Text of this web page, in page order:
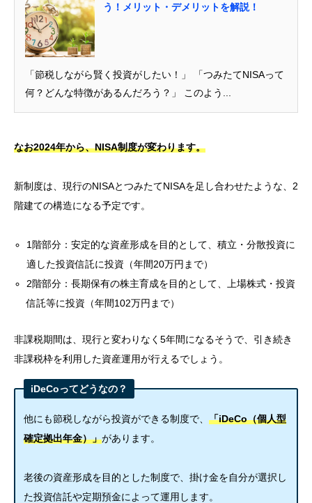
う！メリット・デメリットを解説！
「節税しながら賢く投資がしたい！」 「つみたてNISAって
何？どんな特徴があるんだろう？」 このよう...
なお2024年から、NISA制度が変わります。
新制度は、現行のNISAとつみたてNISAを足し合わせたような、2
階建ての構造になる予定です。
1階部分：安定的な資産形成を目的として、積立・分散投資に
適した投資信託に投資（年間20万円まで）
2階部分：長期保有の株主育成を目的として、上場株式・投資
信託等に投資（年間102万円まで）
非課税期間は、現行と変わりなく5年間になるそうで、引き続き
非課税枠を利用した資産運用が行えるでしょう。
iDeCoってどうなの？
他にも節税しながら投資ができる制度で、「iDeCo（個人型
確定拠出年金）」があります。
老後の資産形成を目的とした制度で、掛け金を自分が選択し
た投資信託や定期預金によって運用します。